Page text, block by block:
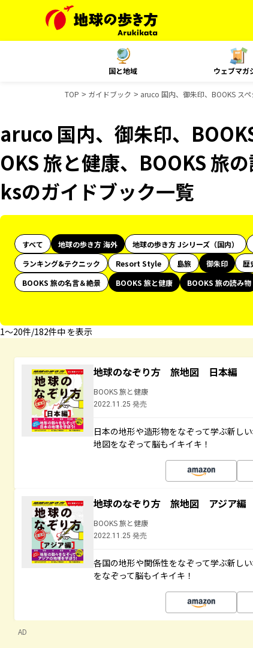
国と地域 ウェブマガ
TOP ガイドブック aruco 国内、御朱印、BOOKS ス
aruco 国内、御朱印、
OKS 旅と健康、BOOKS 旅
ksのガイドブック一覧
すべて 地球の歩き方 海外 地球の歩き方 Jシリーズ（国内）
ランキング&テクニック
Resort Style 島旅 御朱印 歴
BOOKS 旅の名言＆絶景
BOOKS 旅と健康 BOOKS 旅の読み物
1〜20件/182件中 を表示
地球のなぞり方 旅地図 日本編
BOOKS 旅と健康
2022.11.25 発売
日本の地形や造形物をなぞって学ぶ新し
地図をなぞって脳もイキイキ！
地球のなぞり方 旅地図 アジア編
BOOKS 旅と健康
2022.11.25 発売
各国の地形や関係性をなぞって学ぶ新し
をなぞって脳もイキイキ！
AD